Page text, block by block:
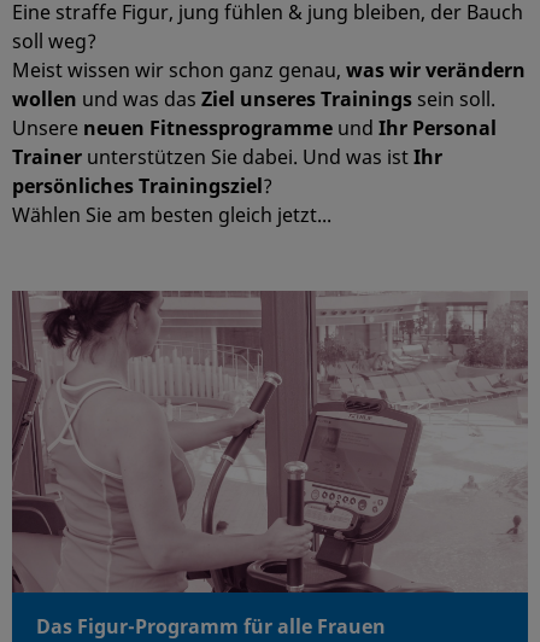
Eine straffe Figur, jung fühlen & jung bleiben, der Bauch
soll weg?
Meist wissen wir schon ganz genau, was wir verändern
wollen und was das Ziel unseres Trainings sein soll.
Unsere neuen Fitnessprogramme und Ihr Personal
Trainer unterstützen Sie dabei. Und was istIhr
persönliches Trainingsziel?
Wählen Sie am besten gleich jetzt...
Das Figur-Programm für alle Frauen